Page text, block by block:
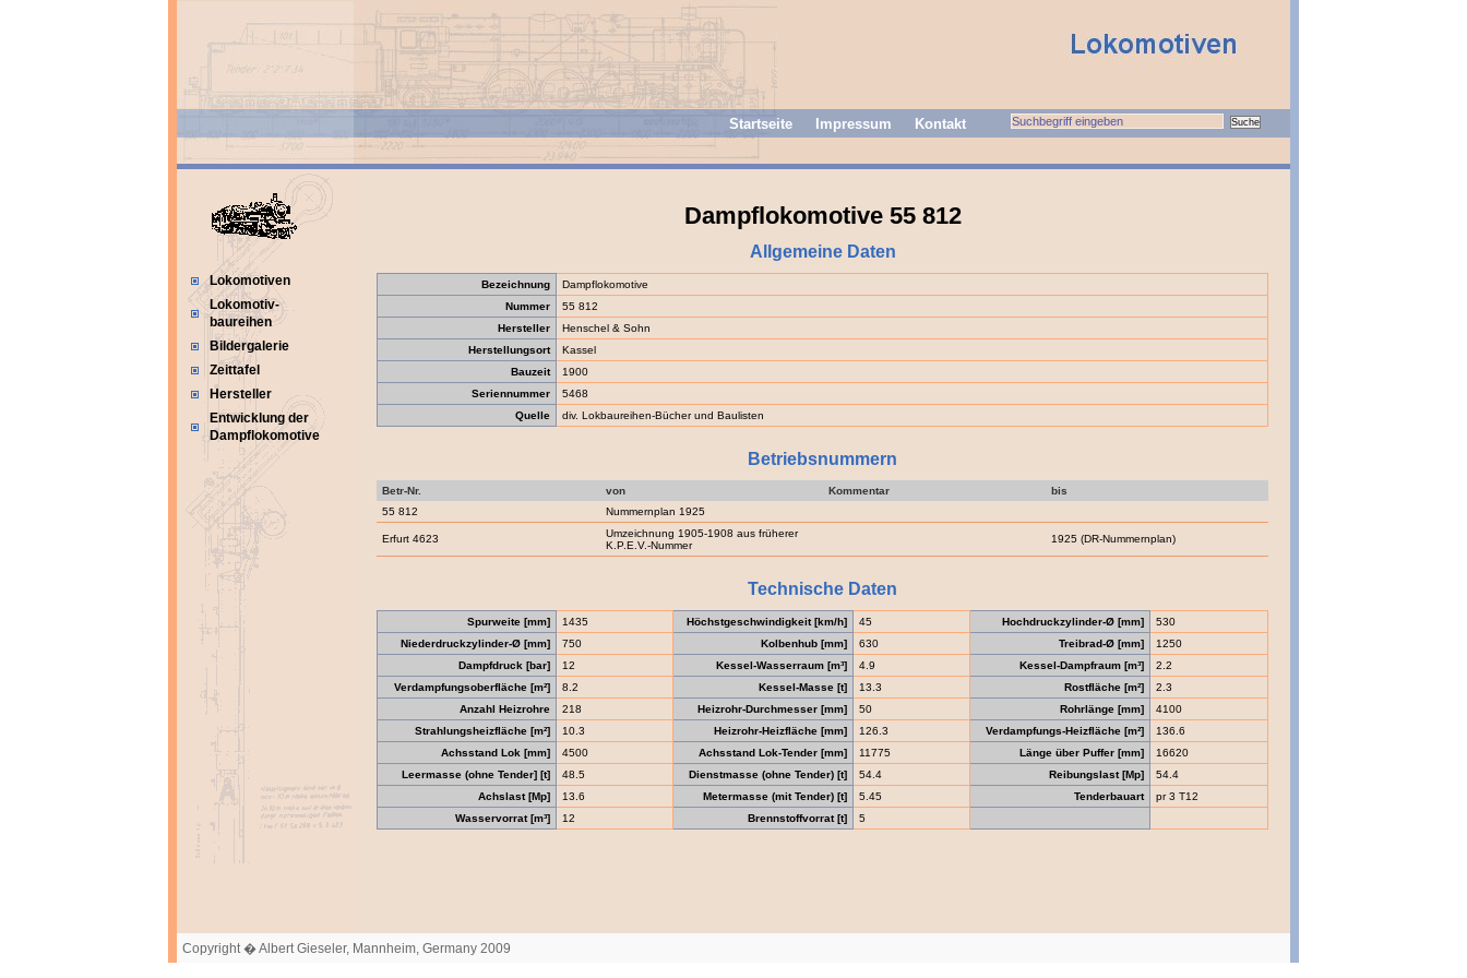
Startseite Impressum Kontakt
Lokomotiven
Lokomotiv-
baureihen
Bildergalerie
Zeittafel
Hersteller
Entwicklung der
Dampflokomotive
Dampflokomotive 55 812
Allgemeine Daten
Bezeichnung
Dampflokomotive
Nummer
55 812
Hersteller
Henschel & Sohn
Herstellungsort
Kassel
Bauzeit
1900
Seriennummer
5468
Quelle
div. Lokbaureihen-Bücher und Baulisten
Betriebsnummern
Betr-Nr. von Kommentar
bis
55 812
Nummernplan 1925
Erfurt 4623
Umzeichnung 1905-1908 aus früherer
K.P.E.V.-Nummer
1925 (DR-Nummernplan)
Technische Daten
Spurweite [mm] 1435 Höchstgeschwindigkeit [km/h] 45 Hochdruckzylinder-Ø [mm]
530
Niederdruckzylinder-Ø [mm]
750 Kolbenhub [mm] 630 Treibrad-Ø [mm]
1250
Dampfdruck [bar]
12 Kessel-Wasserraum [m³] 4.9 Kessel-Dampfraum [m³]
2.2
Verdampfungsoberfläche [m²]
8.2 Kessel-Masse [t] 13.3 Rostfläche [m²]
2.3
Anzahl Heizrohre
218 Heizrohr-Durchmesser [mm] 50 Rohrlänge [mm]
4100
Strahlungsheizfläche [m²]
10.3 Heizrohr-Heizfläche [mm] 126.3 Verdampfungs-Heizfläche [m²]
136.6
Achsstand Lok [mm]
4500 Achsstand Lok-Tender [mm] 11775 Länge über Puffer [mm]
16620
Leermasse (ohne Tender] [t]
48.5 Dienstmasse (ohne Tender) [t] 54.4 Reibungslast [Mp]
54.4
Achslast [Mp]
13.6 Metermasse (mit Tender) [t] 5.45 Tenderbauart
pr 3 T12
Wasservorrat [m³]
12 Brennstoffvorrat [t] 5
Copyright � Albert Gieseler, Mannheim, Germany 2009